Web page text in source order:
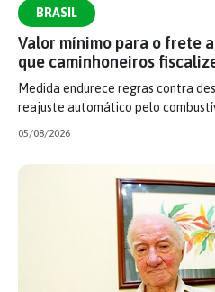
BRASIL
Valor mínimo para o frete
que caminhoneiros
Medida endurece regras contra
reajuste automático pelo
05/08/2026